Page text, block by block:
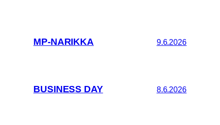
MP-NARIKKA 9.6.2026
BUSINESS DAY 8.6.2026